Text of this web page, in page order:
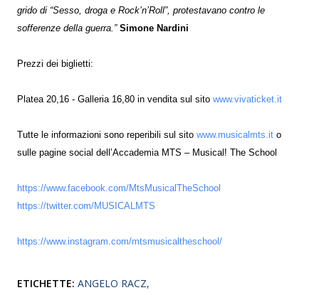
grido di “Sesso, droga e Rock’n’Roll”, protestavano contro le
sofferenze della guerra.” Simone Nardini
Prezzi dei biglietti:
Platea 20,16 - Galleria 16,80 in vendita sul sito www.vivaticket.it
Tutte le informazioni sono reperibili sul sito www.musicalmts.it o
sulle pagine social dell’Accademia MTS – Musical! The School
https://www.facebook.com/MtsMusicalTheSchool
https://twitter.com/MUSICALMTS
https://www.instagram.com/mtsmusicaltheschool/
ETICHETTE: ANGELO RACZ